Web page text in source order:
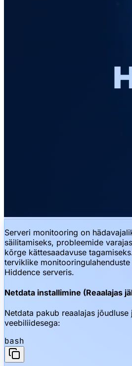
Serveri monitooring on
säilitamiseks, probleemide
kõrge kättesaadavuse
terviklike
Hiddence serveris.
Netdata installimine (Reaalajas
Netdata pakub reaalajas jõudluse
veebiliidesega:
bash